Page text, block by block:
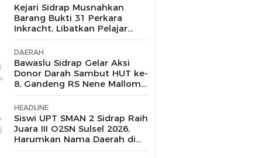
Kejari Sidrap Musnahkan
Barang Bukti 31 Perkara
Inkracht, Libatkan Pelajar
untuk Edukasi Bahaya
Narkoba
DAERAH
Bawaslu Sidrap Gelar Aksi
Donor Darah Sambut HUT ke-
8, Gandeng RS Nene Mallomo
dan Polres
HEADLINE
Siswi UPT SMAN 2 Sidrap Raih
Juara III O2SN Sulsel 2026,
Harumkan Nama Daerah di
Cabang Renang